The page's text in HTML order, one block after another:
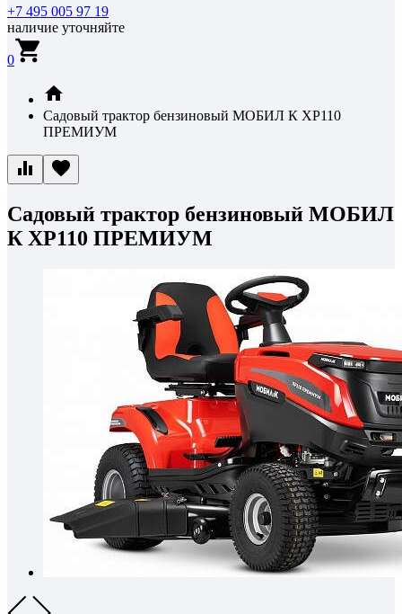
+7 495 005 97 19
наличие уточняйте
0
Садовый трактор бензиновый МОБИЛ К XP110
ПРЕМИУМ
Садовый трактор бензиновый МОБИЛ
К XP110 ПРЕМИУМ